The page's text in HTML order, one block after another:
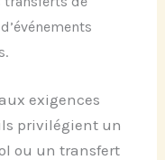
exigences
privilégient un
ou un transfert